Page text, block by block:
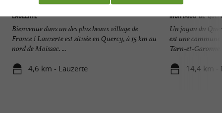
Lauzerte
Bienvenue dans un des plus beaux village de
France ! Lauzerte est située en Quercy, à 15 km au
nord de Moissac. ...
4,6 km - Lauzerte
Montaigu-de-
Un joyau du
est une
Tarn-et-Garonne.
14,4 km -